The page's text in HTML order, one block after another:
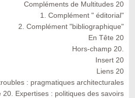
Compléments de Multitudes 20
1. Complément " éditorial"
2. Complément "bibliographique"
En Tête 20
Hors-champ 20.
Insert 20
Liens 20
: pragmatiques architecturales
20. Expertises : politiques des savoirs